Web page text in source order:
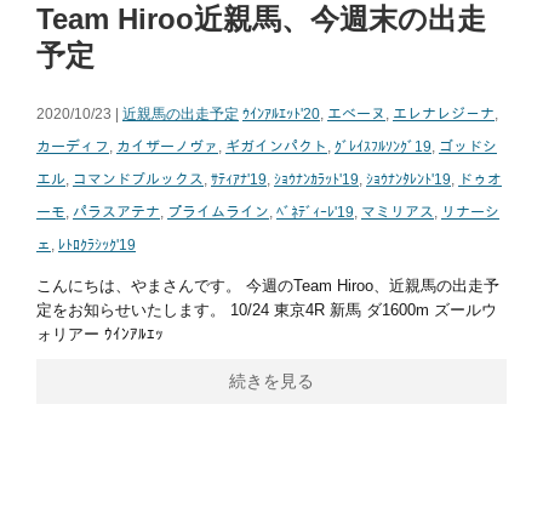
Team Hiroo近親馬、今週末の出走
予定
2020/10/23 | 近親馬の出走予定 ｳｲﾝｱﾙｴｯﾄ'20 エベーヌ エレナレジ－ナ
カーディフ
カイザーノヴァ ギガインパクト ｸﾞﾚｲｽﾌﾙｿﾝｸﾞ19 ゴッドシ
エル コマンドブルックス ｻﾃｨｱﾅ'19 ｼｮｳﾅﾝｶﾗｯﾄ'19 ｼｮｳﾅﾝﾀﾚﾝﾄ'19
ドゥオ
ーモ パラスアテナ プライムライン ﾍﾞﾈﾃﾞｨｰﾚ'19 マミリアス
リナーシ
ェ
ﾚﾄﾛｸﾗｼｯｸ'19
こんにちは、やまさんです。 今週のTeam Hiroo、近親馬の出走予
定をお知らせいたします。 10/24 東京4R 新馬 ダ1600m ズールウ
ォリアー ｳｲﾝｱﾙｴｯ
続きを見る